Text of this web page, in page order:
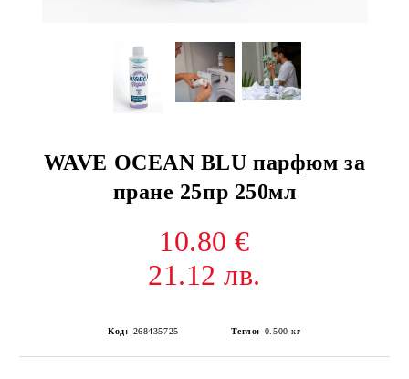
WAVE OCEAN BLU парфюм за
пране 25пр 250мл
10.80 €
21.12 лв.
Код: 268435725 Тегло: 0.500 кг